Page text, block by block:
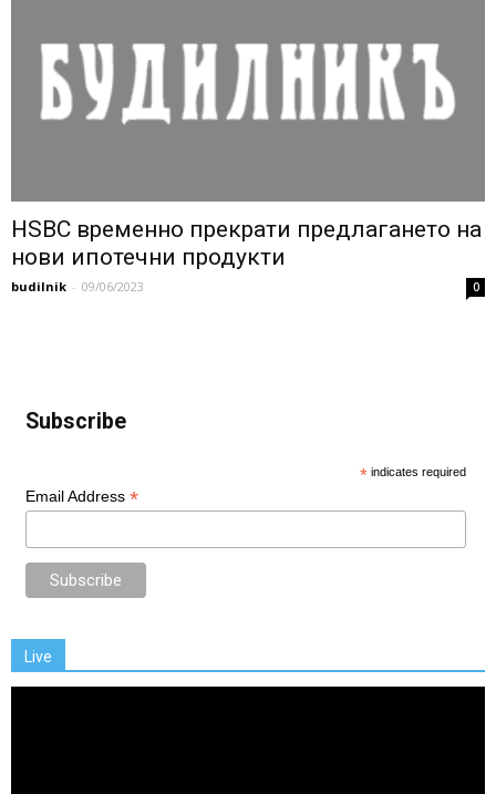
HSBC временно прекрати предлагането на
нови ипотечни продукти
budilnik - 09/06/2023 0
Subscribe
* indicates required
Email Address *
Live